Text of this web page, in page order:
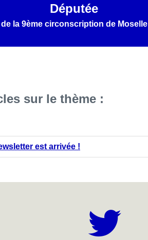
Députée
de la 9ème circonscription de Moselle
sur le thème :
est arrivée !